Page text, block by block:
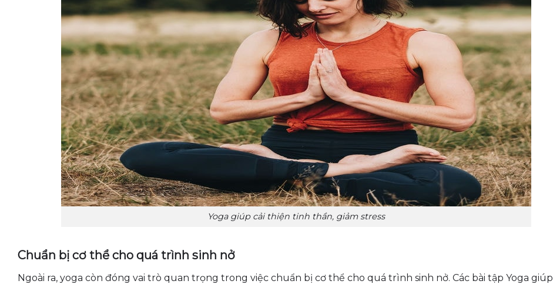
Yoga giúp cải thiện tinh thần, giảm stress
Chuẩn bị cơ thể cho quá trình sinh nở
Ngoài ra, yoga còn đóng vai trò quan trọng trong việc chuẩn bị cơ thể cho quá trình sinh nở. Các bài tập Yoga giúp